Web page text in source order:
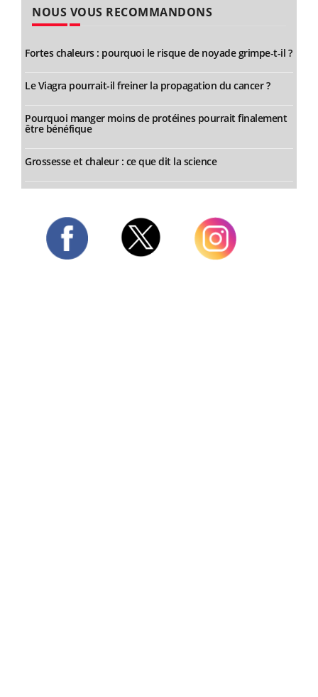
NOUS VOUS RECOMMANDONS
Fortes chaleurs : pourquoi le risque de noyade grimpe-t-il ?
Le Viagra pourrait-il freiner la propagation du cancer ?
Pourquoi manger moins de protéines pourrait finalement
être bénéfique
Grossesse et chaleur : ce que dit la science